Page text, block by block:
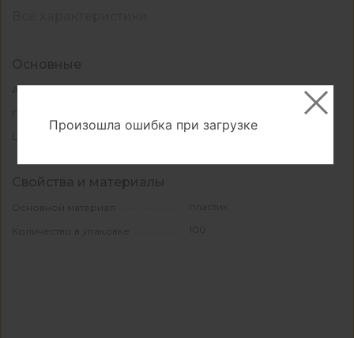
Основные
Артикул КА-01009175
серебро/черный
Свойства и материалы
Основной материал пластик
Количество в упаковке 100
Произошла ошибка при загрузке